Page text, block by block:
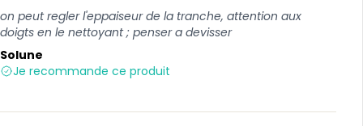
on peut regler l'eppaiseur de la tranche, attention aux
doigts en le nettoyant ; penser a devisser
Solune
Je recommande ce produit